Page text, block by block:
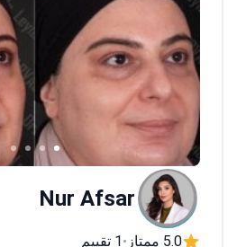
Nur Afsar
5.0 ممتاز •1 تقييم